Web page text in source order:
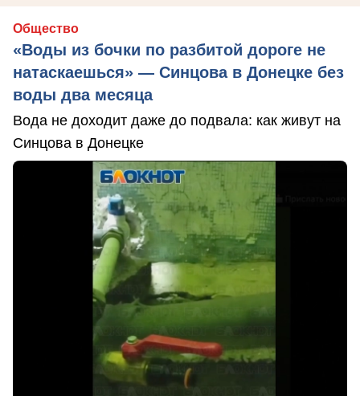
Общество
«Воды из бочки по разбитой дороге не
натаскаешься» — Синцова в Донецке без
воды два месяца
Вода не доходит даже до подвала: как живут на
Синцова в Донецке